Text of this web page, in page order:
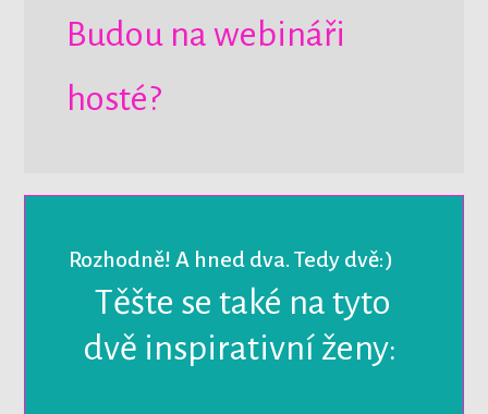
Budou na webináři
hosté?
Rozhodně! A hned dva. Tedy dvě:)
Těšte se také na tyto
dvě inspirativní ženy: